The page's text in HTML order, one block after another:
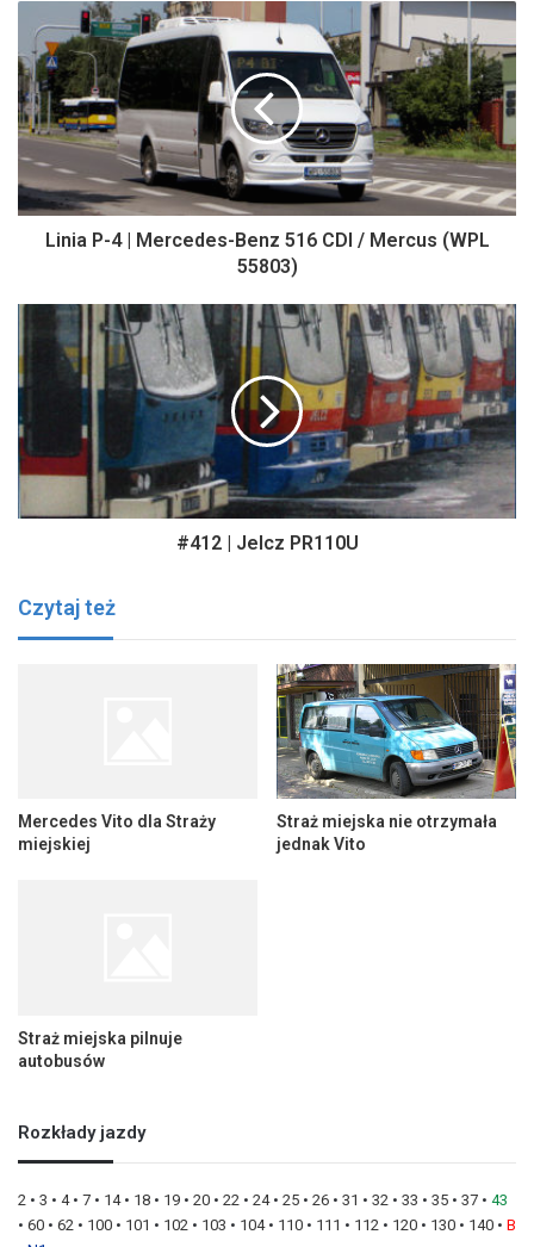
Linia P-4 | Mercedes-Benz 516 CDI / Mercus (WPL
55803)
#412 | Jelcz PR110U
Czytaj też
Mercedes Vito dla Straży
miejskiej
Straż miejska nie otrzymała
jednak Vito
Straż miejska pilnuje
autobusów
Rozkłady jazdy
2 • 3 • 4• 7 • 14• 18 • 19 • 20 • 22 • 24• 25 • 26 • 31 • 32 • 33 • 35 • 37 • 43
• 60 • 62 • 100 • 101 • 102 • 103 • 104• 110 • 111 • 112 • 120 • 130 • 140 • B